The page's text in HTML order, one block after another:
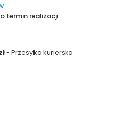
termin realizacji
- Przesyłka kurierska